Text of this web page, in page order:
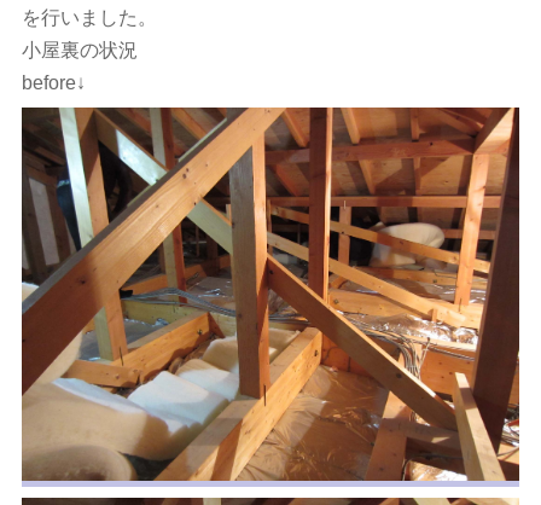
を行いました。
小屋裏の状況
before↓